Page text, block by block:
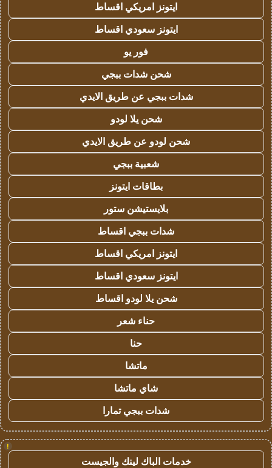
ايتونز امريكي اقساط
ايتونز سعودي اقساط
فور يو
شحن شدات ببجي
شدات ببجي عن طريق الايدي
شحن يلا لودو
شحن لودو عن طريق الايدي
شعبية ببجي
بطاقات ايتونز
بلايستيشن ستور
شدات ببجي اقساط
ايتونز امريكي اقساط
ايتونز سعودي اقساط
شحن يلا لودو اقساط
حناء شعر
حنا
ماتشا
شاي ماتشا
شدات ببجي تمارا
!
خدمات الباك لينك والجيست